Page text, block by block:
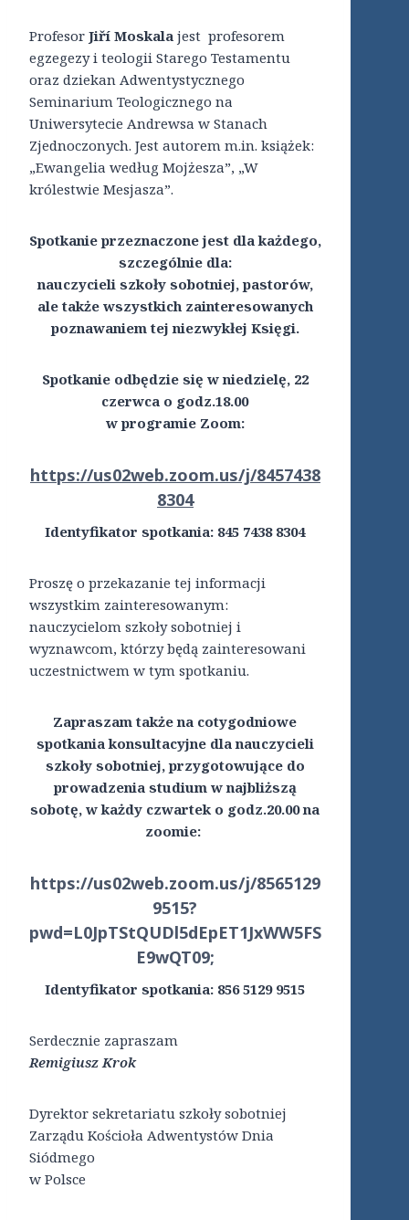
Profesor Jiří Moskala jest profesorem
egzegezy i teologii Starego Testamentu
oraz dziekan Adwentystycznego
Seminarium Teologicznego na
Uniwersytecie Andrewsa w Stanach
Zjednoczonych. Jest autorem m.in. książek:
„Ewangelia według Mojżesza”, „W
królestwie Mesjasza”.
Spotkanie przeznaczone jest dla każdego,
szczególnie dla:
nauczycieli szkoły sobotniej, pastorów,
ale także wszystkich zainteresowanych
poznawaniem tej niezwykłej Księgi.
Spotkanie odbędzie się w niedzielę, 22
czerwca o godz.18.00
w programie Zoom:
https://us02web.zoom.us/j/8457438
8304
Identyfikator spotkania: 845 7438 8304
Proszę o przekazanie tej informacji
wszystkim zainteresowanym:
nauczycielom szkoły sobotniej i
wyznawcom, którzy będą zainteresowani
uczestnictwem w tym spotkaniu.
Zapraszam także na cotygodniowe
spotkania konsultacyjne dla nauczycieli
szkoły sobotniej, przygotowujące do
prowadzenia studium w najbliższą
sobotę, w każdy czwartek o godz.20.00 na
zoomie:
https://us02web.zoom.us/j/8565129
9515?
pwd=L0JpTStQUDl5dEpET1JxWW5FS
E9wQT09;
Identyfikator spotkania: 856 5129 9515
Serdecznie zapraszam
Remigiusz Krok
Dyrektor sekretariatu szkoły sobotniej
Zarządu Kościoła Adwentystów Dnia
Siódmego
w Polsce